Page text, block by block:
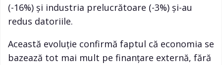
(-16%) și industria prelucrătoare (-3%) și-au
redus datoriile.
Această evoluție confirmă faptul că economia se
bazează tot mai mult pe finanțare externă, fără